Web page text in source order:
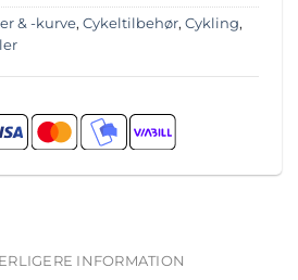
& -kurve, Cykeltilbehør, Cykling,
INFORMATION